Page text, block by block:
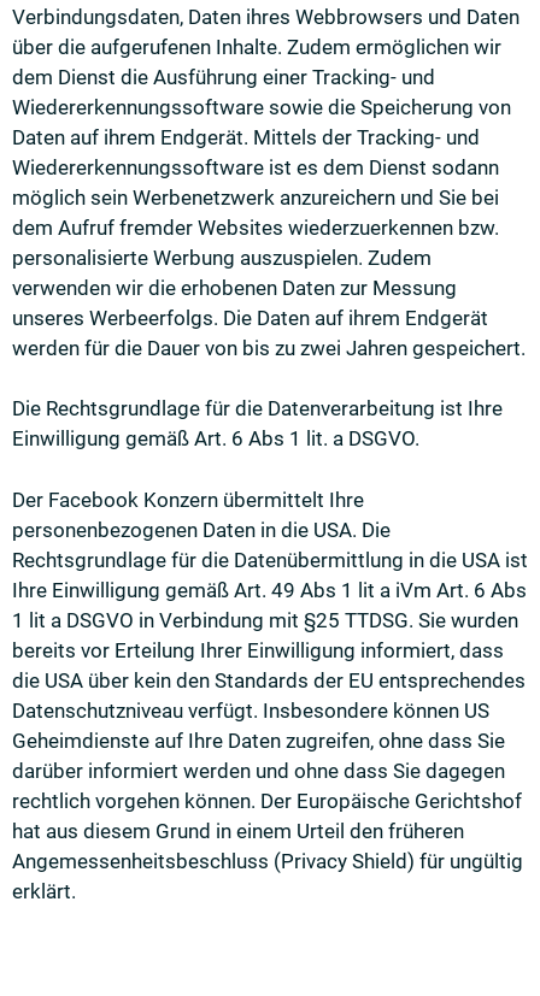
Verbindungsdaten, Daten ihres Webbrowsers und Daten
über die aufgerufenen Inhalte. Zudem ermöglichen wir
dem Dienst die Ausführung einer Tracking- und
Wiedererkennungssoftware sowie die Speicherung von
Daten auf ihrem Endgerät. Mittels der Tracking- und
Wiedererkennungssoftware ist es dem Dienst sodann
möglich sein Werbenetzwerk anzureichern und Sie bei
dem Aufruf fremder Websites wiederzuerkennen bzw.
personalisierte Werbung auszuspielen. Zudem
verwenden wir die erhobenen Daten zur Messung
unseres Werbeerfolgs. Die Daten auf ihrem Endgerät
werden für die Dauer von bis zu zwei Jahren gespeichert.
Die Rechtsgrundlage für die Datenverarbeitung ist Ihre
Einwilligung gemäß Art. 6 Abs 1 lit. a DSGVO.
Der Facebook Konzern übermittelt Ihre
personenbezogenen Daten in die USA. Die
Rechtsgrundlage für die Datenübermittlung in die USA ist
Ihre Einwilligung gemäß Art. 49 Abs 1 lit a iVm Art. 6 Abs
1 lit a DSGVO in Verbindung mit §25 TTDSG. Sie wurden
bereits vor Erteilung Ihrer Einwilligung informiert, dass
die USA über kein den Standards der EU entsprechendes
Datenschutzniveau verfügt. Insbesondere können US
Geheimdienste auf Ihre Daten zugreifen, ohne dass Sie
darüber informiert werden und ohne dass Sie dagegen
rechtlich vorgehen können. Der Europäische Gerichtshof
hat aus diesem Grund in einem Urteil den früheren
Angemessenheitsbeschluss (Privacy Shield) für ungültig
erklärt.